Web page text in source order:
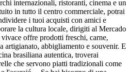
internazionali, ristoranti, cinema e un
in tutto il centro commerciale, potrai
i tuoi acquisti con amici e
la cultura locale, dirigiti al Mercado
offre prodotti freschi, carne,
artigianato, abbigliamento e souvenir. E
brasiliana autentica, troverai
che servono piatti tradizionali come